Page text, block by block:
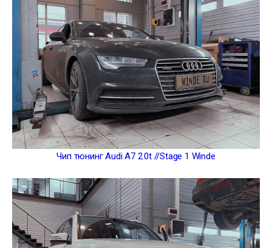
Чип тюнинг Audi A7 2.0t //Stage 1 Winde